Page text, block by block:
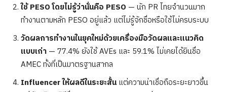
ใช้PESOโดยไม่รู้ว่านั่นคือ PESO — นัก PR ไทยจำนวนมาก
ทำงานตามหลัก PESO อยู่แล้ว แต่ไม่รู้จักชื่อหรือใช้ไม่ครบระบบ
วัดผลการทำงานในยุคใหม่ด้วยเครื่องมือวัดผลและแนวคิด
แบบเก่า — 77.4% ยังใช้ AVEs และ 59.1% ไม่เคยได้ยินชื่อ
AMEC ทั้งที่เป็นมาตรฐานสากล
Influencer ให้ผลดีในระยะสั้น แต่ความน่าเชื่อถือระยะยาวขึ้น